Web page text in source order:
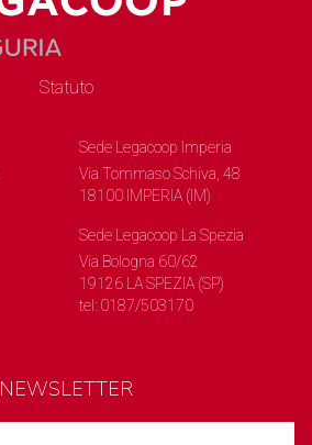
Statuto
Sede Legacoop Imperia
Via Tommaso Schiva, 48
18100 IMPERIA (IM)
Sede Legacoop La Spezia
Via Bologna 60/62
19126 LA SPEZIA (SP)
tel: 0187/503170
NEWSLETTER